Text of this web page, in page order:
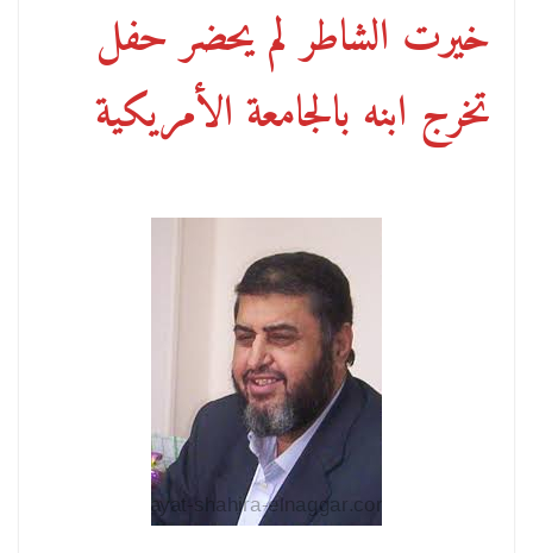
خيرت الشاطر لم يحضر حفل
تخرج ابنه بالجامعة الأمريكية